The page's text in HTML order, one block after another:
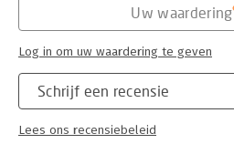
Schrijf een recensie
Lees ons recensiebeleid
Uw waardering
Log in om uw waardering te geven